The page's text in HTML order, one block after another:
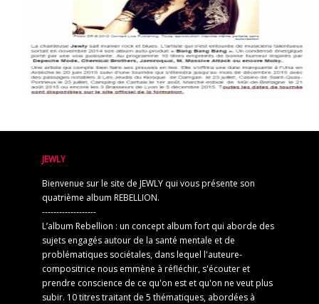
JEWLY
Bienvenue sur le site de JEWLY qui vous présente son
quatrième album REBELLION.
-------------------
L’album Rebellion : un concept album fort qui aborde des
sujets engagés autour de la santé mentale et de
problématiques sociétales, dans lequel l'auteure-
compositrice nous emmène à réfléchir, s'écouter et
prendre conscience de ce qu'on est et qu'on ne veut plus
subir. 10 titres traitant de 5 thématiques, abordées à